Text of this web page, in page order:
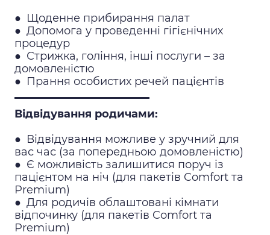
● Щоденне прибирання палат
● Допомога у проведенні гігієнічних
процедур
● Стрижка, гоління, інші послуги – за
домовленістю
● Прання особистих речей пацієнтів
Відвідування родичами:
● Відвідування можливе у зручний для
вас час (за попередньою домовленістю)
● Є можливість залишитися поруч із
пацієнтом на ніч (для пакетів Comfort та
Premium)
● Для родичів облаштовані кімнати
відпочинку (для пакетів Comfort та
Premium)